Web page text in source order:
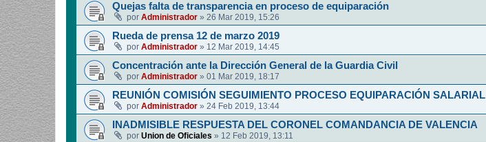
Quejas falta de transparencia en proceso de equiparación
por Administrador » 26 Mar 2019, 15:26
Rueda de prensa 12 de marzo 2019
por Administrador » 12 Mar 2019, 14:45
Concentración ante la Dirección General de la Guardia Civil
por Administrador » 01 Mar 2019, 18:17
REUNIÓN COMISIÓN SEGUIMIENTO PROCESO EQUIPARACIÓN SALARIAL
por Administrador » 24 Feb 2019, 13:44
INADMISIBLE RESPUESTA DEL CORONEL COMANDANCIA DE VALENCIA
por Union de Oficiales » 12 Feb 2019, 13:11